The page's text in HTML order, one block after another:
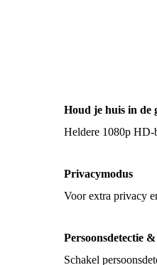
Houd je huis in de
Heldere 1080p HD-
Privacymodus
Voor extra privacy
Persoonsdetectie
Schakel